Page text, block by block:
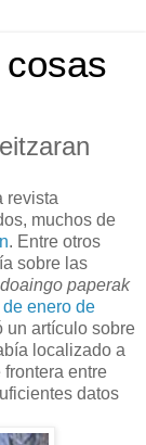
revista
muchos de
. Entre otros
sobre las
paperak
de enero de
un artículo sobre
localizado a
frontera entre
datos